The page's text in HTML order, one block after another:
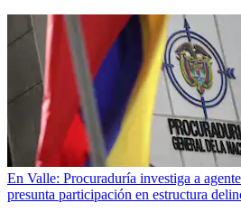
En Valle: Procuraduría investiga a
presunta participación en estructura